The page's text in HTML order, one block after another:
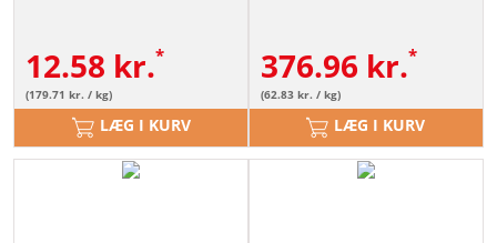
12.58 kr.
(179.71 kr. / kg)
LÆG I KURV
376.96 kr.
(62.83 kr. / kg)
LÆG I KURV